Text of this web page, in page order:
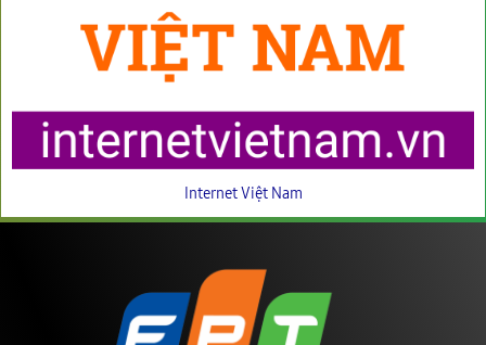
Internet Việt Nam